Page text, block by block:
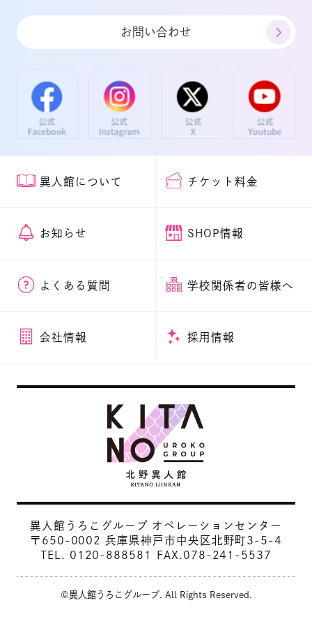
お問い合わせ
異人館について チケット料金
お知らせ SHOP情報
よくある質問 学校関係者の皆様へ
会社情報 採用情報
異人館うろこグループ オペレーションセンター
〒650-0002 兵庫県神戸市中央区北野町3-5-4
TEL. 0120-888581 FAX.078-241-5537
©異人館うろこグループ. All Rights Reserved.